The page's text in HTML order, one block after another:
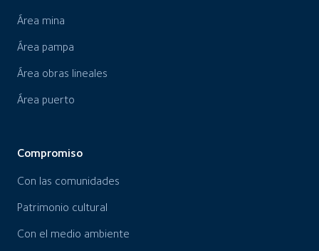
Área mina
Área pampa
Área obras lineales
Área puerto
Compromiso
Con las comunidades
Patrimonio cultural
Con el medio ambiente